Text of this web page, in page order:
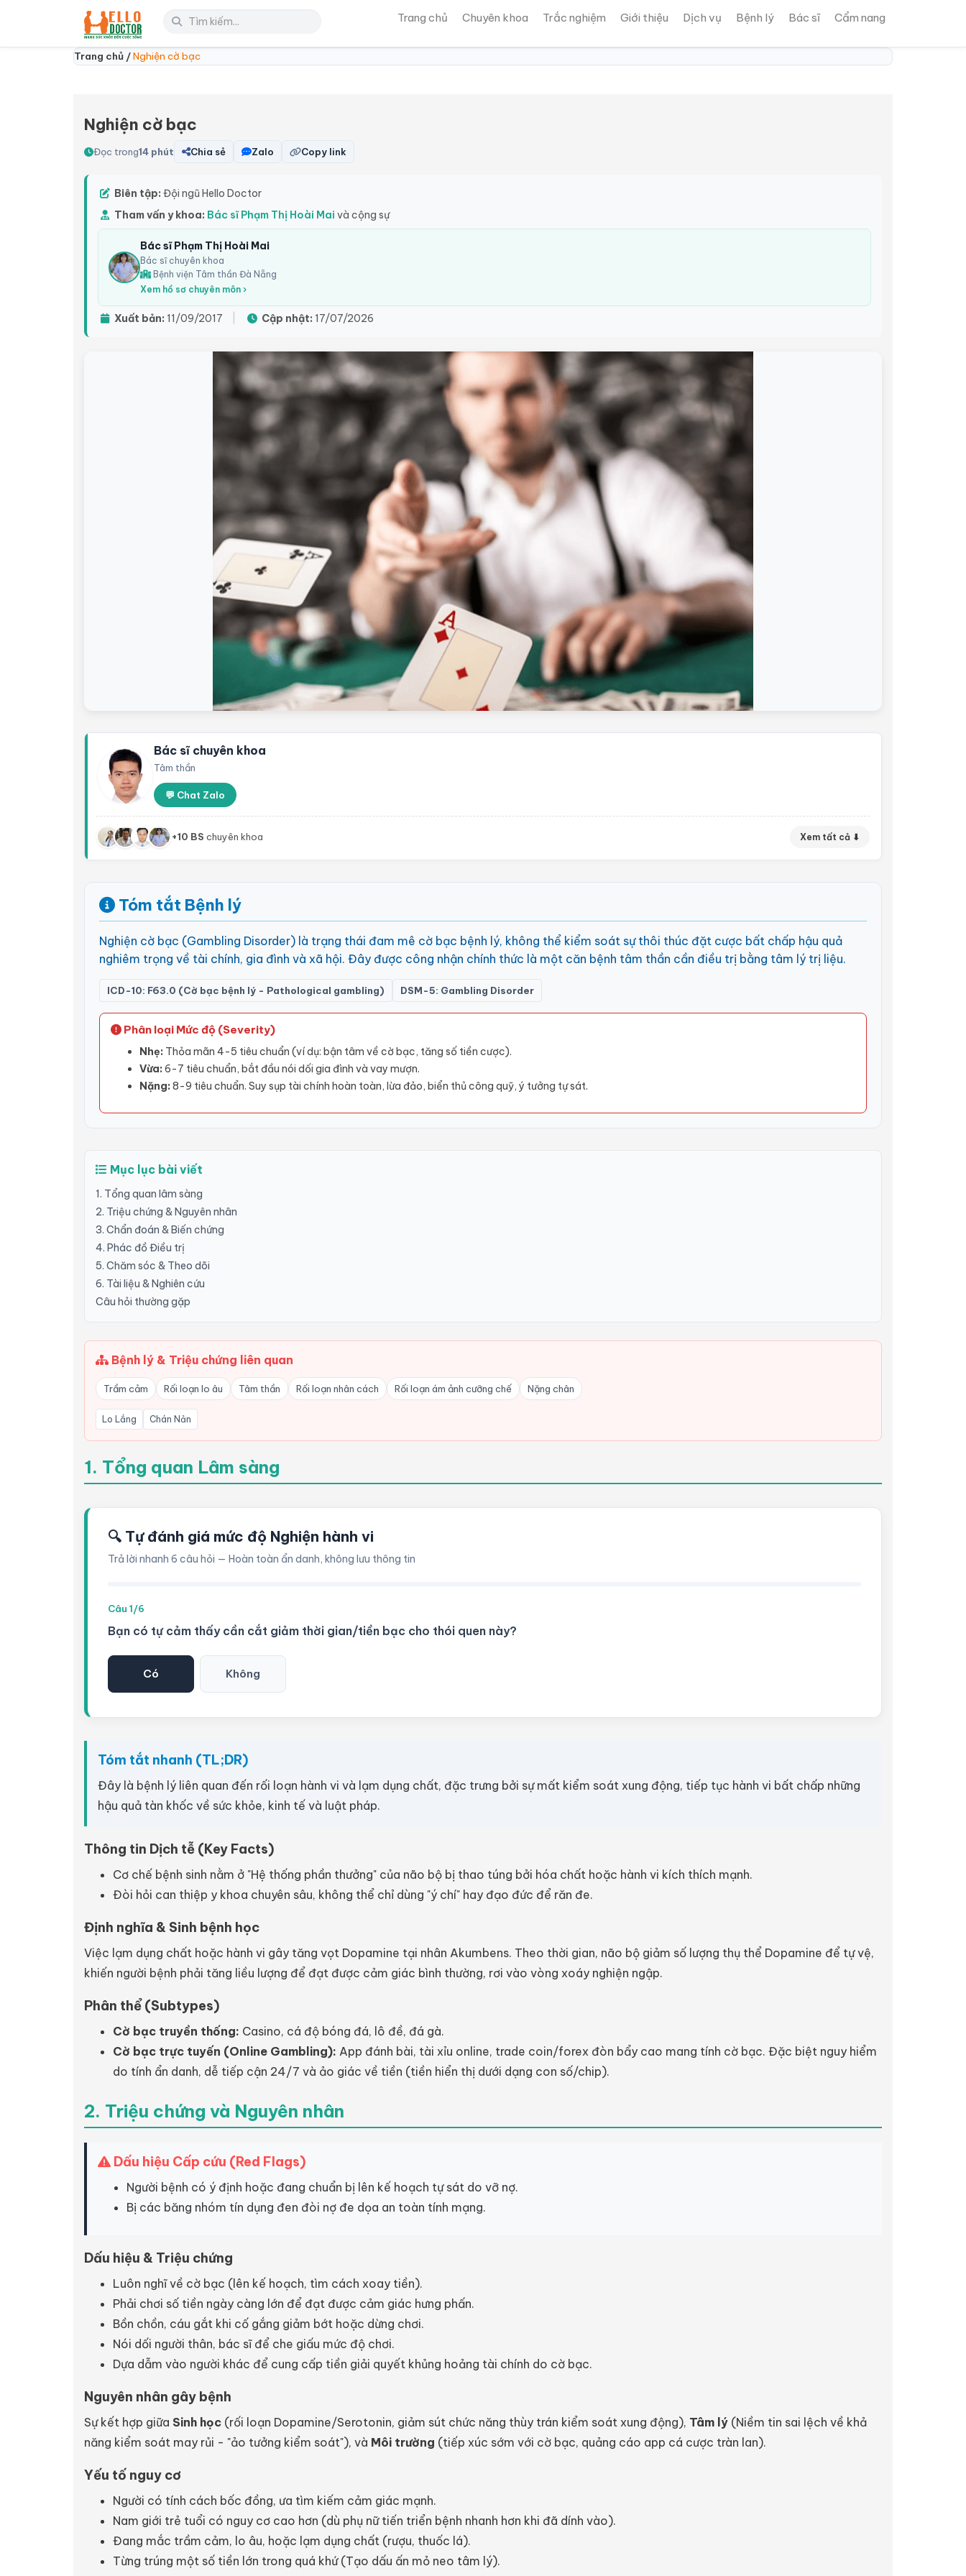
Trang chủ Chuyên khoa Trắc nghiệm Giới thiệu Dịch vụ Bệnh lý Bác sĩ Cẩm nang
Trang chủ /Nghiện cờ bạc
Nghiện cờ bạc
Đọc trong14 phút Chia sẻ Zalo Copy link
Biên tập: Đội ngũ Hello Doctor
Tham vấn y khoa: Bác sĩ Phạm Thị Hoài Mai và cộng sự
Bác sĩ Phạm Thị Hoài Mai
Bác sĩ chuyên khoa
Bệnh viện Tâm thần Đà Nẵng
Xem hồ sơ chuyên môn ›
Xuất bản: 11/09/2017 Cập nhật: 17/07/2026
Bác sĩ chuyên khoa
Tâm thần
💬 Chat Zalo
+10 BS chuyên khoa Xem tất cả ⬇
Tóm tắt Bệnh lý
Nghiện cờ bạc (Gambling Disorder) là trạng thái đam mê cờ bạc bệnh lý, không thể kiểm soát sự thôi thúc đặt cược bất chấp hậu quả
nghiêm trọng về tài chính, gia đình và xã hội. Đây được công nhận chính thức là một căn bệnh tâm thần cần điều trị bằng tâm lý trị liệu.
ICD-10: F63.0 (Cờ bạc bệnh lý - Pathological gambling) DSM-5: Gambling Disorder
Phân loại Mức độ (Severity)
Nhẹ: Thỏa mãn 4-5 tiêu chuẩn (ví dụ: bận tâm về cờ bạc, tăng số tiền cược).
Vừa: 6-7 tiêu chuẩn, bắt đầu nói dối gia đình và vay mượn.
Nặng: 8-9 tiêu chuẩn. Suy sụp tài chính hoàn toàn, lừa đảo, biển thủ công quỹ, ý tưởng tự sát.
Mục lục bài viết
1. Tổng quan lâm sàng
2. Triệu chứng & Nguyên nhân
3. Chẩn đoán & Biến chứng
4. Phác đồ Điều trị
5. Chăm sóc & Theo dõi
6. Tài liệu & Nghiên cứu
Câu hỏi thường gặp
Bệnh lý & Triệu chứng liên quan
Trầm cảm Rối loạn lo âu Tâm thần Rối loạn nhân cách Rối loạn ám ảnh cưỡng chế Nặng chân
Lo Lắng Chán Nản
1. Tổng quan Lâm sàng
🔍 Tự đánh giá mức độ Nghiện hành vi
Trả lời nhanh 6 câu hỏi — Hoàn toàn ẩn danh, không lưu thông tin
Câu 1/6
Bạn có tự cảm thấy cần cắt giảm thời gian/tiền bạc cho thói quen này?
Có Không
Tóm tắt nhanh (TL;DR)
Đây là bệnh lý liên quan đến rối loạn hành vi và lạm dụng chất, đặc trưng bởi sự mất kiểm soát xung động, tiếp tục hành vi bất chấp những
hậu quả tàn khốc về sức khỏe, kinh tế và luật pháp.
Thông tin Dịch tễ (Key Facts)
Cơ chế bệnh sinh nằm ở "Hệ thống phần thưởng" của não bộ bị thao túng bởi hóa chất hoặc hành vi kích thích mạnh.
Đòi hỏi can thiệp y khoa chuyên sâu, không thể chỉ dùng "ý chí" hay đạo đức để răn đe.
Định nghĩa & Sinh bệnh học
Việc lạm dụng chất hoặc hành vi gây tăng vọt Dopamine tại nhân Akumbens. Theo thời gian, não bộ giảm số lượng thụ thể Dopamine để tự vệ,
khiến người bệnh phải tăng liều lượng để đạt được cảm giác bình thường, rơi vào vòng xoáy nghiện ngập.
Phân thể (Subtypes)
Cờ bạc truyền thống: Casino, cá độ bóng đá, lô đề, đá gà.
Cờ bạc trực tuyến (Online Gambling): App đánh bài, tài xỉu online, trade coin/forex đòn bẩy cao mang tính cờ bạc. Đặc biệt nguy hiểm
do tính ẩn danh, dễ tiếp cận 24/7 và ảo giác về tiền (tiền hiển thị dưới dạng con số/chip).
2. Triệu chứng và Nguyên nhân
Dấu hiệu Cấp cứu (Red Flags)
Người bệnh có ý định hoặc đang chuẩn bị lên kế hoạch tự sát do vỡ nợ.
Bị các băng nhóm tín dụng đen đòi nợ đe dọa an toàn tính mạng.
Dấu hiệu & Triệu chứng
Luôn nghĩ về cờ bạc (lên kế hoạch, tìm cách xoay tiền).
Phải chơi số tiền ngày càng lớn để đạt được cảm giác hưng phấn.
Bồn chồn, cáu gắt khi cố gắng giảm bớt hoặc dừng chơi.
Nói dối người thân, bác sĩ để che giấu mức độ chơi.
Dựa dẫm vào người khác để cung cấp tiền giải quyết khủng hoảng tài chính do cờ bạc.
Nguyên nhân gây bệnh
Sự kết hợp giữa Sinh học (rối loạn Dopamine/Serotonin, giảm sút chức năng thùy trán kiểm soát xung động), Tâm lý (Niềm tin sai lệch về khả
năng kiểm soát may rủi - "ảo tưởng kiểm soát"), và Môi trường (tiếp xúc sớm với cờ bạc, quảng cáo app cá cược tràn lan).
Yếu tố nguy cơ
Người có tính cách bốc đồng, ưa tìm kiếm cảm giác mạnh.
Nam giới trẻ tuổi có nguy cơ cao hơn (dù phụ nữ tiến triển bệnh nhanh hơn khi đã dính vào).
Đang mắc trầm cảm, lo âu, hoặc lạm dụng chất (rượu, thuốc lá).
Từng trúng một số tiền lớn trong quá khứ (Tạo dấu ấn mỏ neo tâm lý).